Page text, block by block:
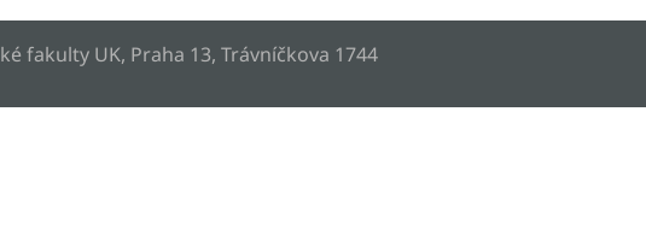
fakulty UK, Praha 13, Trávníčkova 1744